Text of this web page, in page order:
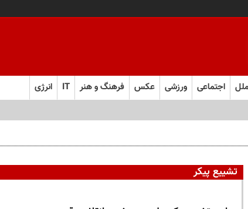
اجتماعی ورزشی عکس فرهنگ و هنر IT انرژی
تشییع پیکر